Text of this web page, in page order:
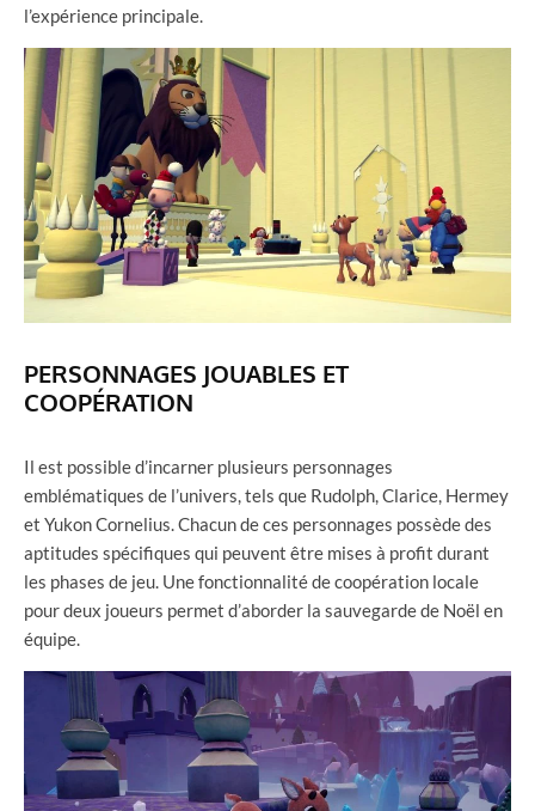
l’expérience principale.
PERSONNAGES JOUABLES ET
COOPÉRATION
Il est possible d’incarner plusieurs personnages
emblématiques de l’univers, tels que Rudolph, Clarice, Hermey
et Yukon Cornelius. Chacun de ces personnages possède des
aptitudes spécifiques qui peuvent être mises à profit durant
les phases de jeu. Une fonctionnalité de coopération locale
pour deux joueurs permet d’aborder la sauvegarde de Noël en
équipe.